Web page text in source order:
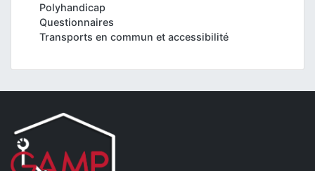
Polyhandicap
Questionnaires
Transports en commun et accessibilité